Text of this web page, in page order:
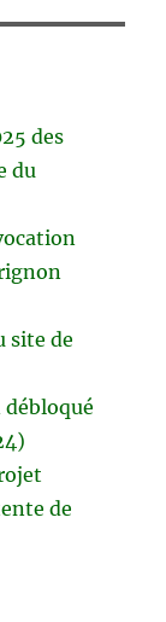
des
du
site de
débloqué
de